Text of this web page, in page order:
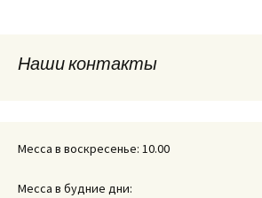
записям
Наши контакты
Месса в воскресенье: 10.00
Месса в будние дни: